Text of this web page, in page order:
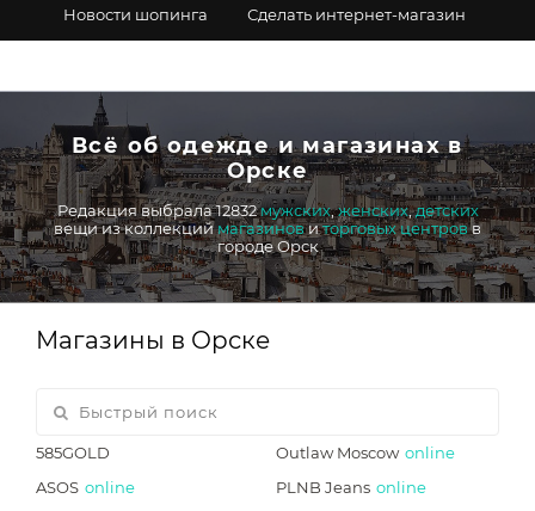
Новости шопинга Сделать интернет-магазин
Всё об одежде и магазинах в
Орске
Редакция выбрала 12832мужских,женских,детских
вещи из коллекциймагазиновиторговых центровв
городе Орск
Магазины в Орске
585GOLD
ASOS online
Outlaw Moscow online
PLNB Jeans online